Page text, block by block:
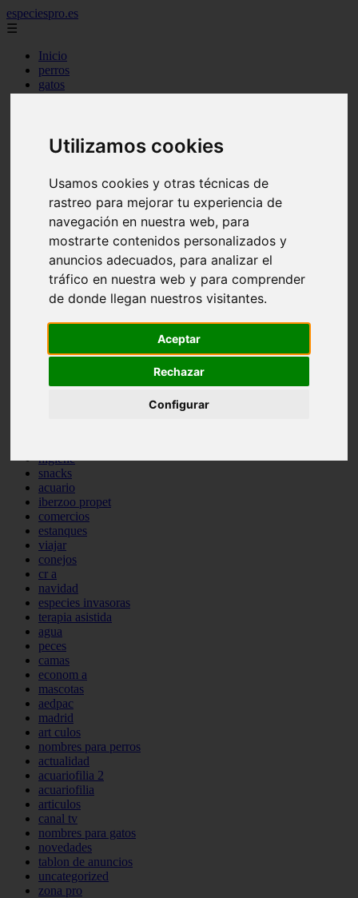
Utilizamos cookies
Usamos cookies y otras técnicas de
rastreo para mejorar tu experiencia de
navegación en nuestra web, para
mostrarte contenidos personalizados y
anuncios adecuados, para analizar el
tráfico en nuestra web y para comprender
de donde llegan nuestros visitantes.
Aceptar
Rechazar
Configurar
especiespro.es
☰
Inicio
perros
gatos
acuarios
salud
ventas
mantenimiento
marketing
bienestar
peque os mam feros
verano
legislaci n
peluquer a
peluquer a canina
consejos
protagonistas
higiene
snacks
acuario
iberzoo propet
comercios
estanques
viajar
conejos
cr a
navidad
especies invasoras
terapia asistida
agua
peces
camas
econom a
mascotas
aedpac
madrid
art culos
nombres para perros
actualidad
acuariofilia 2
acuariofilia
articulos
canal tv
nombres para gatos
novedades
tablon de anuncios
uncategorized
zona pro